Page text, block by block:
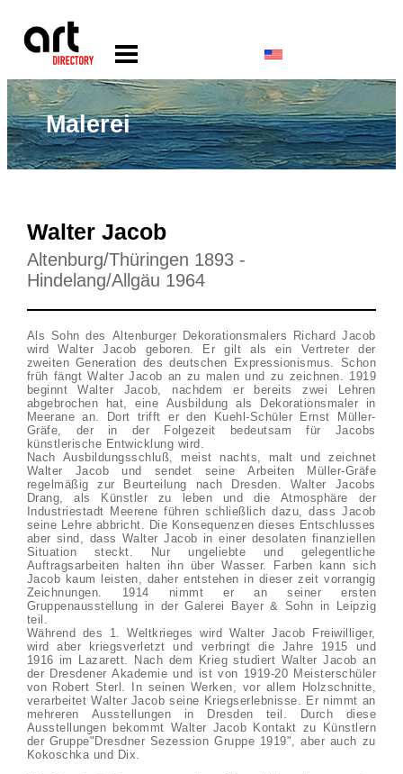
Malerei
Walter Jacob
Altenburg/Thüringen 1893 -
Hindelang/Allgäu 1964
Als Sohn des Altenburger Dekorationsmalers Richard Jacob
wird Walter Jacob geboren. Er gilt als ein Vertreter der
zweiten Generation des deutschen Expressionismus. Schon
früh fängt Walter Jacob an zu malen und zu zeichnen. 1919
beginnt Walter Jacob, nachdem er bereits zwei Lehren
abgebrochen hat, eine Ausbildung als Dekorationsmaler in
Meerane an. Dort trifft er den Kuehl-Schüler Ernst Müller-
Gräfe, der in der Folgezeit bedeutsam für Jacobs
künstlerische Entwicklung wird.
Nach Ausbildungsschluß, meist nachts, malt und zeichnet
Walter Jacob und sendet seine Arbeiten Müller-Gräfe
regelmäßig zur Beurteilung nach Dresden. Walter Jacobs
Drang, als Künstler zu leben und die Atmosphäre der
Industriestadt Meerene führen schließlich dazu, dass Jacob
seine Lehre abbricht. Die Konsequenzen dieses Entschlusses
aber sind, dass Walter Jacob in einer desolaten finanziellen
Situation steckt. Nur ungeliebte und gelegentliche
Auftragsarbeiten halten ihn über Wasser. Farben kann sich
Jacob kaum leisten, daher entstehen in dieser zeit vorrangig
Zeichnungen. 1914 nimmt er an seiner ersten
Gruppenausstellung in der Galerei Bayer & Sohn in Leipzig
teil.
Während des 1. Weltkrieges wird Walter Jacob Freiwilliger,
wird aber kriegsverletzt und verbringt die Jahre 1915 und
1916 im Lazarett. Nach dem Krieg studiert Walter Jacob an
der Dresdener Akademie und ist von 1919-20 Meisterschüler
von Robert Sterl. In seinen Werken, vor allem Holzschnitte,
verarbeitet Walter Jacob seine Kriegserlebnisse. Er nimmt an
mehreren Ausstellungen in Dresden teil. Durch diese
Ausstellungen bekommt Walter Jacob Kontakt zu Künstlern
der Gruppe"Dresdner Sezession Gruppe 1919", aber auch zu
Kokoschka und Dix.